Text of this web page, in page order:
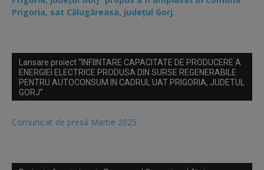
Prigoria, sat Călugăreasa, județul Gorj.
Lansare proiect “INFIINTARE CAPACITATE DE PRODUCERE A
ENERGIEI ELECTRICE PRODUSA DIN SURSE REGENERABILE
PENTRU AUTOCONSUM IN CADRUL UAT PRIGORIA, JUDETUL
GORJ”
Comunicat de presă Martie 2025